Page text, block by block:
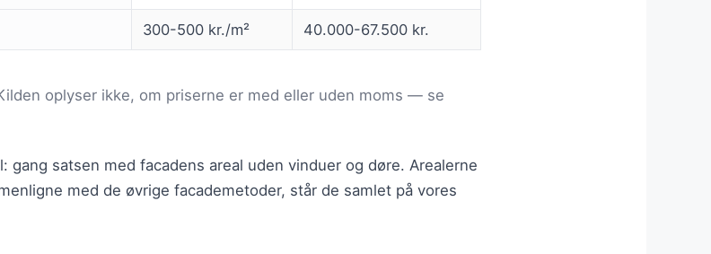
300-500 kr./m² 40.000-67.500 kr.
oplyser ikke, om priserne er med eller uden moms — se
gang satsen med facadens areal uden vinduer og døre. Arealerne
med de øvrige facademetoder, står de samlet på vores